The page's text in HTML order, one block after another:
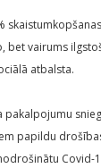
bet vairums
atbalsta.
pakalpojumu
papildu